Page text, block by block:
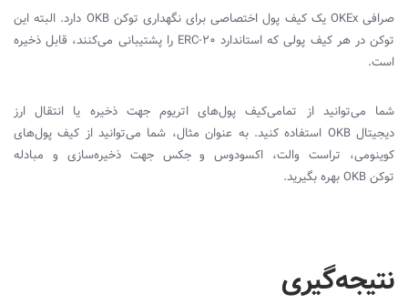
صرافیOKEx یک کیف پول اختصاصی برای نگهداری توکنOKB‌ دارد. البته این
توکن در هر کیف پولی که استاندارد ERC-20 را پشتیبانی می‌کنند، قابل ذخیره
است.
شما می‌توانید از تمامی‌کیف پول‌های اتریوم جهت ذخیره یا انتقال ارز
دیجیتالOKB‌ استفاده کنید. به عنوان مثال، شما می‌توانید از کیف پول‌های
کوینومی، تراست والت، اکسودوس و جکس جهت ذخیره‌سازی و مبادله
توکنOKB‌بهره بگیرید.
نتیجه‌گیری